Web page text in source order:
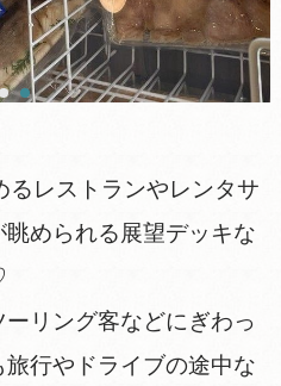
レストランやレンタサ
められる展望デッキな
リング客などにぎわっ
行やドライブの途中な